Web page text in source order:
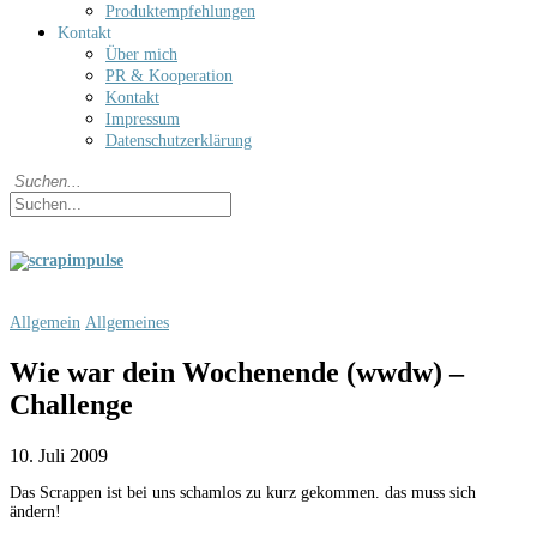
Produktempfehlungen
Kontakt
Über mich
PR & Kooperation
Kontakt
Impressum
Datenschutzerklärung
Allgemein Allgemeines
Wie war dein Wochenende (wwdw) –
Challenge
10. Juli 2009
Das Scrappen ist bei uns schamlos zu kurz gekommen. das muss sich
ändern!